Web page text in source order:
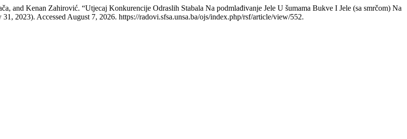
and Kenan Zahirović. “Utjecaj Konkurencije Odraslih Stabala Na podmlađivanje Jele U šumama Bukve I Jele (sa smrčom) Na
31, 2023). Accessed August 7, 2026. https://radovi.sfsa.unsa.ba/ojs/index.php/rsf/article/view/552.